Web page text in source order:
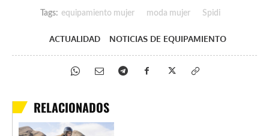
Tags: equipamiento mujer moda mujer Spidi
ACTUALIDAD NOTICIAS DE EQUIPAMIENTO
RELACIONADOS